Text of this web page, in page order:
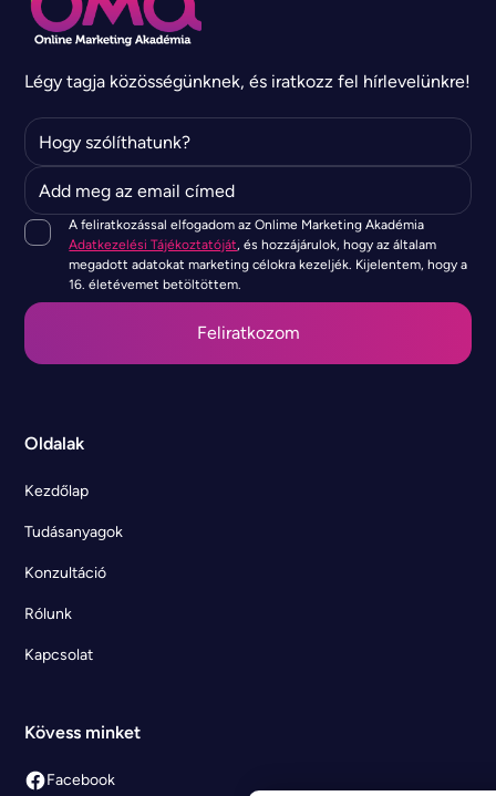
Légy tagja közösségünknek, és iratkozz fel hírlevelünkre!
A feliratkozással elfogadom az Onlime Marketing Akadémia
Adatkezelési Tájékoztatóját, és hozzájárulok, hogy az általam
megadott adatokat marketing célokra kezeljék. Kijelentem, hogy a
16. életévemet betöltöttem.
Oldalak
Kezdőlap
Tudásanyagok
Konzultáció
Rólunk
Kapcsolat
Kövess minket
Facebook